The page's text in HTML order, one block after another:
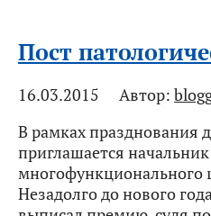
Пост
16.03.2015 Автор:
В рамках празднования
приглашается
многофункционального
Незадолго до нового